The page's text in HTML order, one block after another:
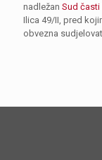
nadležan Sud
Ilica 49/II, pred
obvezna